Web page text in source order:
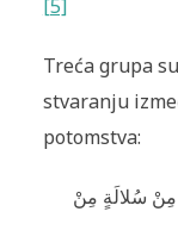
[5]
Treća grupa
stvaranju
potomstva:
سُلالَةٍ مِنْ